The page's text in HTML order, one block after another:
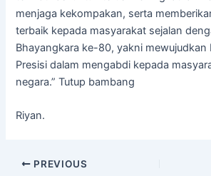
menjaga kekompakan, serta
terbaik kepada masyarakat sejalan
Bhayangkara ke-80, yakni mewujudkan
Presisi dalam mengabdi kepada
negara.” Tutup bambang
Riyan.
PREVIOUS